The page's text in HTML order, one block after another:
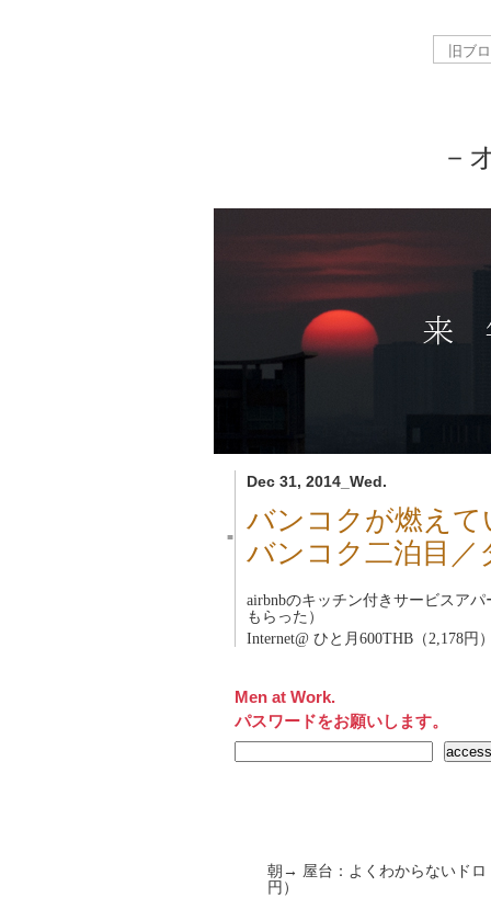
－
Dec 31, 2014_Wed.
■
バンコクが燃えて
バンコク二泊目／
airbnbのキッチン付きサービスア
もらった）
Internet@ ひと月600THB（2,178円
Men at Work.
パスワードをお願いします。
朝→ 屋台：よくわからないドロ
円）